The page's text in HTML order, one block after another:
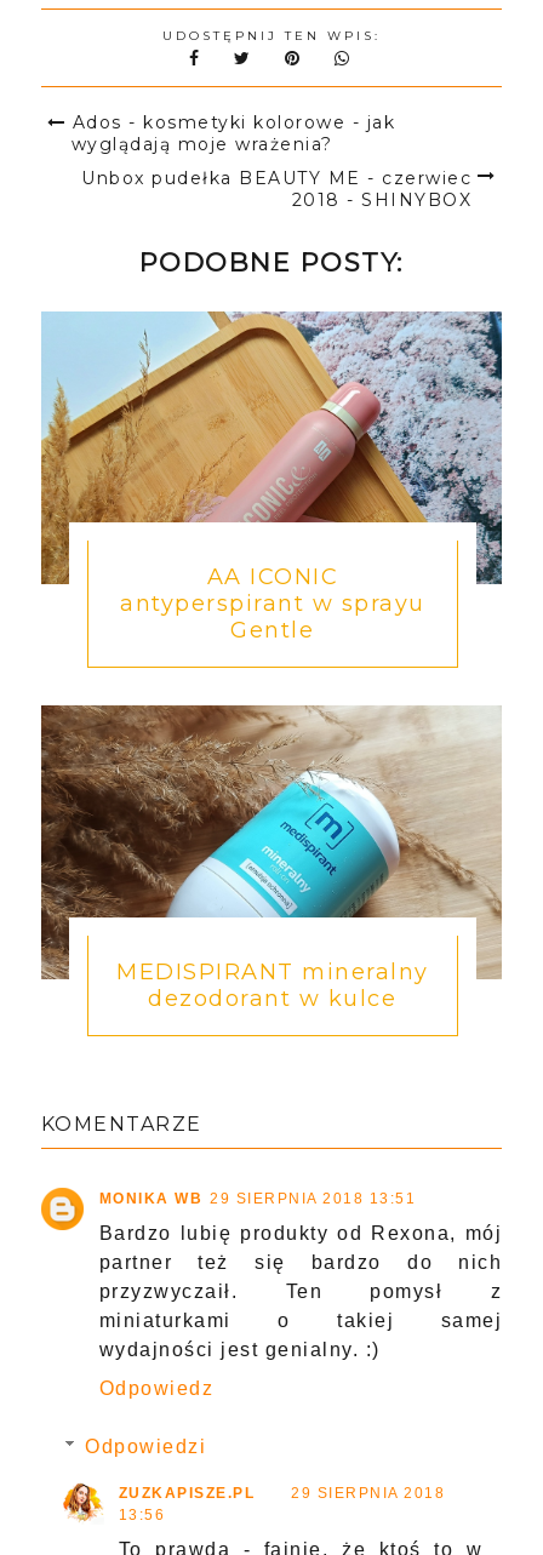
UDOSTĘPNIJ TEN WPIS:
Ados - kosmetyki kolorowe - jak
wyglądają moje wrażenia?
Unbox pudełka BEAUTY ME - czerwiec
2018 - SHINYBOX
PODOBNE POSTY:
AA ICONIC
antyperspirant w sprayu
Gentle
MEDISPIRANT mineralny
dezodorant w kulce
KOMENTARZE
MONIKA WB 29 SIERPNIA 2018 13:51
Bardzo lubię produkty od Rexona, mój
partner też się bardzo do nich
przyzwyczaił. Ten pomysł z
miniaturkami o takiej samej
wydajności jest genialny. :)
Odpowiedz
Odpowiedzi
ZUZKAPISZE.PL
29 SIERPNIA 2018
13:56
To prawda - fajnie, że ktoś to w